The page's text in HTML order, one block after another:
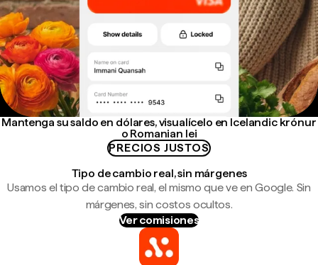
Mantenga su saldo en dólares, visualícelo en Icelandic krónur
o Romanian lei
PRECIOS JUSTOS
Tipo de cambio real, sin márgenes
Usamos el tipo de cambio real, el mismo que ve en Google. Sin
márgenes, sin costos ocultos.
Ver comisiones